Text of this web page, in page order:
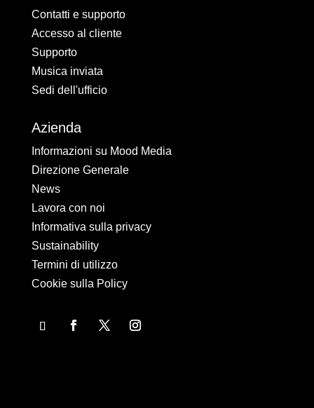
Contatti e supporto
Accesso al cliente
Supporto
Musica inviata
Sedi dell'ufficio
Azienda
Informazioni su Mood Media
Direzione Generale
News
Lavora con noi
Informativa sulla privacy
Sustainability
Termini di utilizzo
Cookie sulla Policy